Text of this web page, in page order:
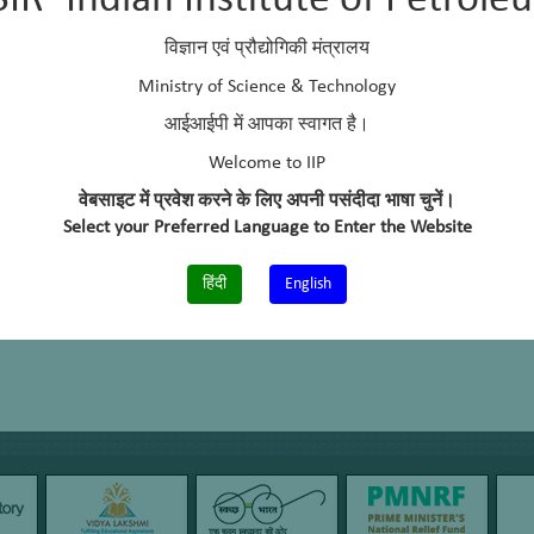
विज्ञान एवं प्रौद्योगिकी मंत्रालय
Ministry of Science & Technology
आईआईपी में आपका स्वागत है।
Welcome to IIP
वेबसाइट में प्रवेश करने के लिए अपनी पसंदीदा भाषा चुनें।
Select your Preferred Language to Enter the Website
हिंदी English